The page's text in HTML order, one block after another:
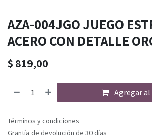
AZA-004JGO JUEGO
ACERO CON DETALLE
$ 819,00
Agregar
Términos y condiciones
Grantía de devolución de 30 días